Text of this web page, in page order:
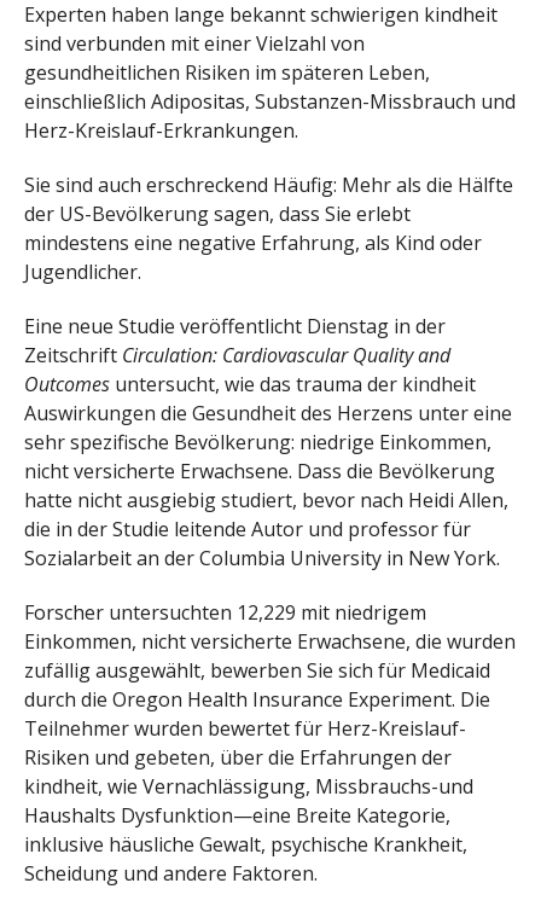
Experten haben lange bekannt schwierigen kindheit
sind verbunden mit einer Vielzahl von
gesundheitlichen Risiken im späteren Leben,
einschließlich Adipositas, Substanzen-Missbrauch und
Herz-Kreislauf-Erkrankungen.
Sie sind auch erschreckend Häufig: Mehr als die Hälfte
der US-Bevölkerung sagen, dass Sie erlebt
mindestens eine negative Erfahrung, als Kind oder
Jugendlicher.
Eine neue Studie veröffentlicht Dienstag in der
Zeitschrift Circulation: Cardiovascular Quality and
Outcomes untersucht, wie das trauma der kindheit
Auswirkungen die Gesundheit des Herzens unter eine
sehr spezifische Bevölkerung: niedrige Einkommen,
nicht versicherte Erwachsene. Dass die Bevölkerung
hatte nicht ausgiebig studiert, bevor nach Heidi Allen,
die in der Studie leitende Autor und professor für
Sozialarbeit an der Columbia University in New York.
Forscher untersuchten 12,229 mit niedrigem
Einkommen, nicht versicherte Erwachsene, die wurden
zufällig ausgewählt, bewerben Sie sich für Medicaid
durch die Oregon Health Insurance Experiment. Die
Teilnehmer wurden bewertet für Herz-Kreislauf-
Risiken und gebeten, über die Erfahrungen der
kindheit, wie Vernachlässigung, Missbrauchs-und
Haushalts Dysfunktion—eine Breite Kategorie,
inklusive häusliche Gewalt, psychische Krankheit,
Scheidung und andere Faktoren.